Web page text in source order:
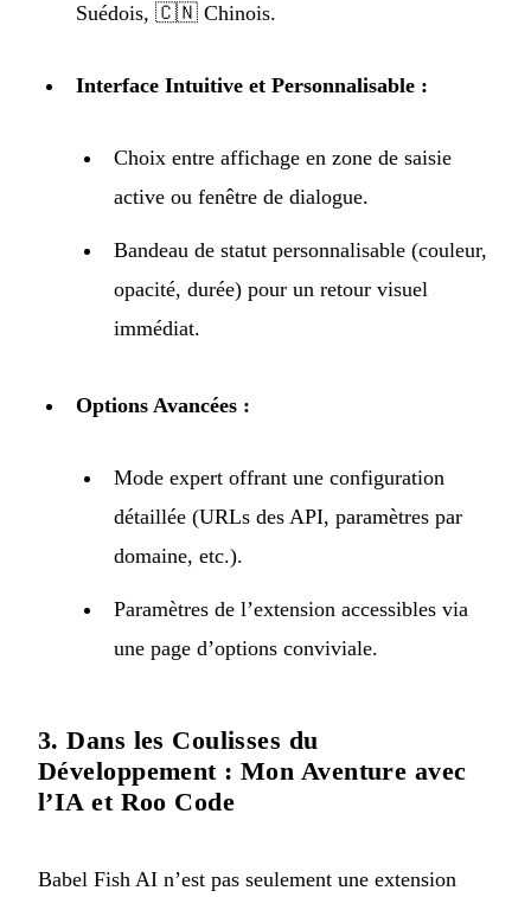
Suédois, 🇨🇳 Chinois.
Interface Intuitive et Personnalisable :
Choix entre affichage en zone de saisie
active ou fenêtre de dialogue.
Bandeau de statut personnalisable (couleur,
opacité, durée) pour un retour visuel
immédiat.
Options Avancées :
Mode expert offrant une configuration
détaillée (URLs des API, paramètres par
domaine, etc.).
Paramètres de l’extension accessibles via
une page d’options conviviale.
3. Dans les Coulisses du
Développement : Mon Aventure avec
l’IA et Roo Code
Babel Fish AI n’est pas seulement une extension